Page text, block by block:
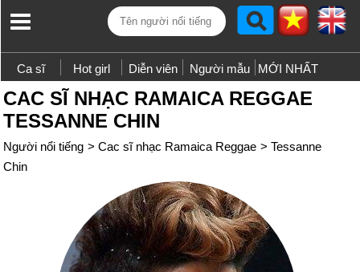
Ca sĩ Hot girl Diễn viên Người mẫu MỚI NHẤT
CAC SĨ NHẠC RAMAICA REGGAE
TESSANNE CHIN
Người nổi tiếng > Cac sĩ nhạc Ramaica Reggae > Tessanne
Chin